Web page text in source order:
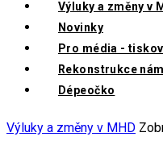
Výluky a změny v
Novinky
Pro média -
Rekonstrukce
Dépeočko
Výluky a změny v MHD